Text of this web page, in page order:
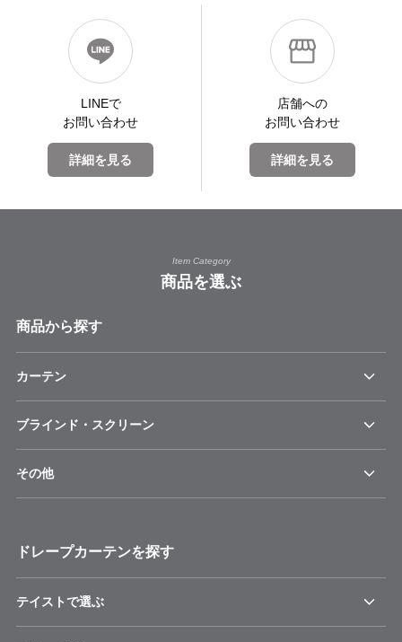
LINEで
お問い合わせ
詳細を見る
店舗への
お問い合わせ
詳細を見る
Item Category
商品を選ぶ
商品から探す
カーテン
ブラインド・スクリーン
その他
ドレープカーテンを探す
テイストで選ぶ